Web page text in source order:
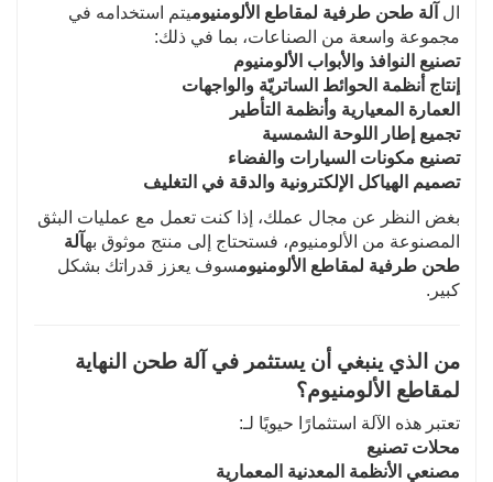
ال آلة طحن طرفية لمقاطع الألومنيوميتم استخدامه في
مجموعة واسعة من الصناعات، بما في ذلك:
تصنيع النوافذ والأبواب الألومنيوم
إنتاج أنظمة الحوائط الساتريّة والواجهات
العمارة المعيارية وأنظمة التأطير
تجميع إطار اللوحة الشمسية
تصنيع مكونات السيارات والفضاء
تصميم الهياكل الإلكترونية والدقة في التغليف
بغض النظر عن مجال عملك، إذا كنت تعمل مع عمليات البثق
المصنوعة من الألومنيوم، فستحتاج إلى منتج موثوق بهآلة
طحن طرفية لمقاطع الألومنيومسوف يعزز قدراتك بشكل
كبير.
من الذي ينبغي أن يستثمر في آلة طحن النهاية
لمقاطع الألومنيوم؟
تعتبر هذه الآلة استثمارًا حيويًا لـ:
محلات تصنيع
مصنعي الأنظمة المعدنية المعمارية